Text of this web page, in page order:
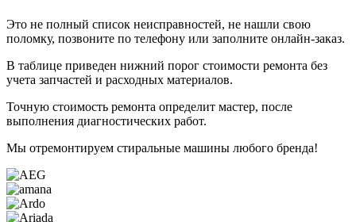
Это не полный список неисправностей, не нашли свою
поломку, позвоните по телефону или заполните онлайн-заказ.
В таблице приведен нижний порог стоимости ремонта без
учета запчастей и расходных материалов.
Точную стоимость ремонта определит мастер, после
выполнения диагностических работ.
Мы отремонтируем стиральные машины любого бренда!